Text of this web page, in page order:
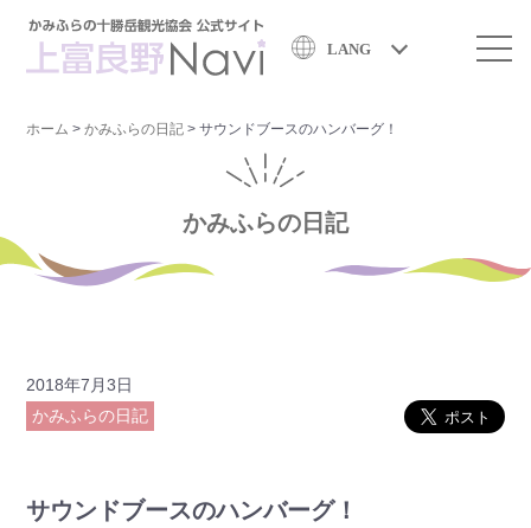
LANG
ホーム >かみふらの日記 >サウンドブースのハンバーグ！
かみふらの日記
2018年7月3日
かみふらの日記
サウンドブースのハンバーグ！